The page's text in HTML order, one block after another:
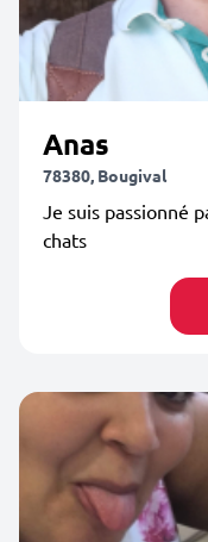
Anas
78380, Bougival
Je suis passionné
chats